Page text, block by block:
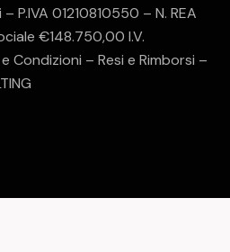
P.IVA 01210810550 – N. REA
€148.750,00 I.V.
Condizioni – Resi e Rimborsi –